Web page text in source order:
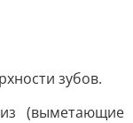
зубов.
(выметающие